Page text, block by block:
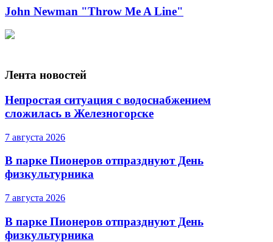
John Newman "Throw Me A Line"
Лента новостей
Непростая ситуация с водоснабжением
сложилась в Железногорске
7 августа 2026
В парке Пионеров отпразднуют День
физкультурника
7 августа 2026
В парке Пионеров отпразднуют День
физкультурника